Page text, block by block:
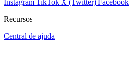
Instagram TikTok X (Twitter) Facebook
Recursos
Central de ajuda